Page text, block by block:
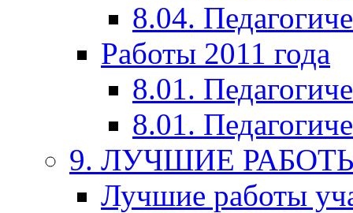
8.04.
Работы 2011 года
8.01.
8.01.
9. ЛУЧШИЕ
Лучшие работы